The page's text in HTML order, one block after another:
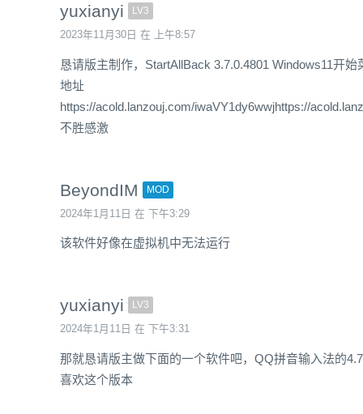
yuxianyi LV3
2023年11月30日 在 上午8:57
恳请版主制作，StartAllBack 3.7.0.4801 Windows11开始
地址
https://acold.lanzouj.com/iwaVY1dy6wwjhttps://
不胜感激
BeyondIM MOD
2024年1月11日 在 下午3:29
该软件好像在虚拟机中无法运行
yuxianyi LV3
2024年1月11日 在 下午3:31
那就恳请版主做下面的一个软件吧，QQ拼音输入法的
喜欢这个版本